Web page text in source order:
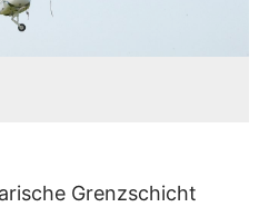
Grenzschicht